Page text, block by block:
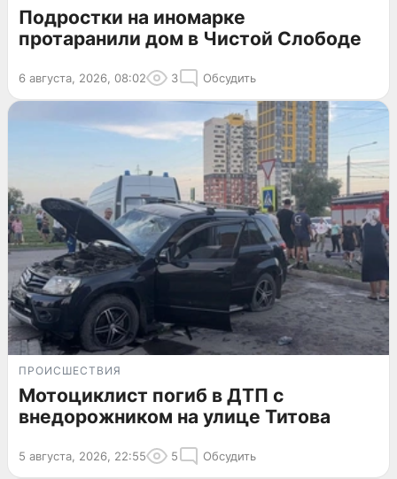
Подростки на иномарке
протаранили дом в Чистой Слободе
6 августа, 2026, 08:02 3 Обсудить
ПРОИСШЕСТВИЯ
Мотоциклист погиб в ДТП с
внедорожником на улице Титова
5 августа, 2026, 22:55 5 Обсудить